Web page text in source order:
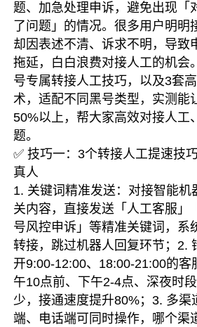
题、加急处理申诉，避免出现「
了问题」的情况。很多用户明明
却因表述不清、诉求不明，导致
拖延，白白浪费对接人工的机会
号专属转接人工技巧，以及3套
术，适配不同黑号类型，实测能
50%以上，帮大家高效对接人工
题。
✅ 技巧一：3个转接人工提速技
真人
1. 关键词精准发送：对接智能机
关内容，直接发送「人工客服」
号风控申诉」等精准关键词，系
转接，跳过机器人回复环节；2.
开9:00-12:00、18:00-21:00的客
午10点前、下午2-4点、深夜时
少，接通速度提升80%；3. 多渠
端、电话端可同时操作，哪个渠